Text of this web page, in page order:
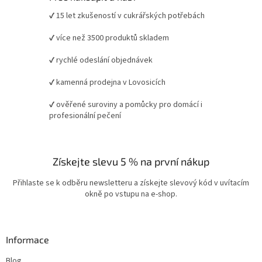
✔ 15 let zkušeností v cukrářských potřebách
✔ více než 3500 produktů skladem
✔ rychlé odeslání objednávek
✔ kamenná prodejna v Lovosicích
✔ ověřené suroviny a pomůcky pro domácí i
profesionální pečení
Získejte slevu 5 % na první nákup
Přihlaste se k odběru newsletteru a získejte slevový kód v uvítacím
okně po vstupu na e-shop.
Informace